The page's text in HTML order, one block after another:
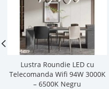
Lustra Roundie LED cu
Telecomanda Wifi 94W 3000K
– 6500K Negru